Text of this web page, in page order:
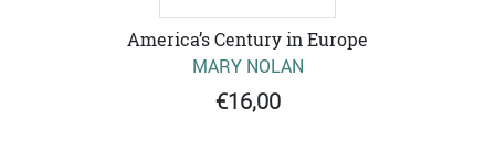
America’s Century in Europe
MARY NOLAN
€16,00